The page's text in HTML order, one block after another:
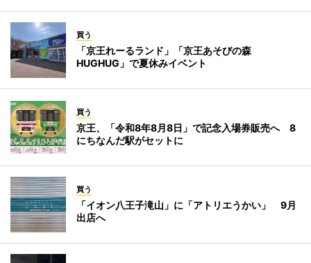
買う
「京王れーるランド」「京王あそびの森
HUGHUG」で夏休みイベント
買う
京王、「令和8年8月8日」で記念入場券販売へ 8
にちなんだ駅がセットに
買う
「イオン八王子滝山」に「アトリエうかい」 9月
出店へ